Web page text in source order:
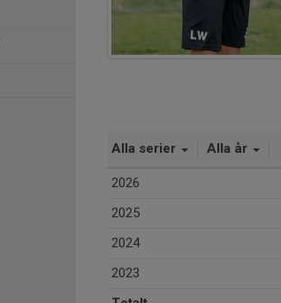
Alla serier Alla år
2026
2025
2024
2023